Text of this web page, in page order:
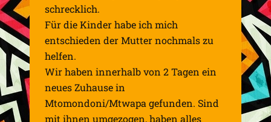
schrecklich.
Für die Kinder habe ich mich
entschieden der Mutter nochmals zu
helfen.
Wir haben innerhalb von 2 Tagen ein
neues Zuhause in
Mtomondoni/Mtwapa gefunden. Sind
mit ihnen umgezogen, haben alles